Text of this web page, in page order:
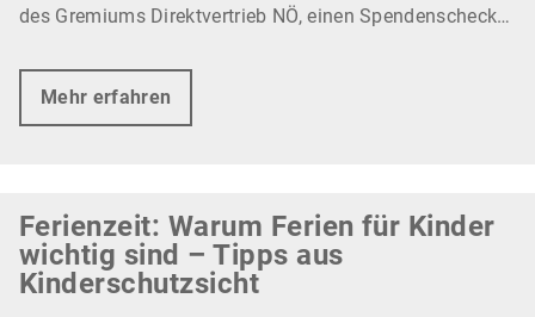
des Gremiums Direktvertrieb NÖ, einen Spendenscheck…
Mehr erfahren
Ferienzeit: Warum Ferien für Kinder
wichtig sind – Tipps aus
Kinderschutzsicht